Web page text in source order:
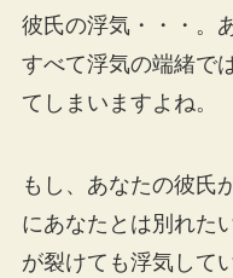
彼氏の浮気・・・。
すべて浮気の端緒で
てしまいますよね。
もし、あなたの彼氏
にあなたとは別れた
が裂けても浮気して